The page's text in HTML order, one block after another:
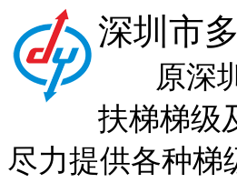
深圳市
原深圳
扶梯梯级
尽力提供各种梯